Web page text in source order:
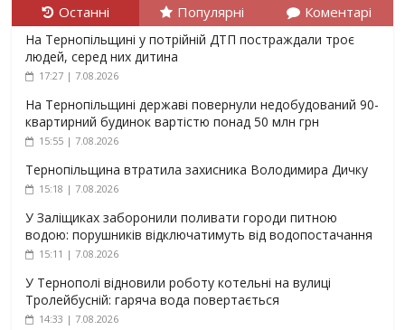
Останні Популярні Коментарі
На Тернопільщині у потрійній ДТП постраждали троє
людей, серед них дитина
17:27 | 7.08.2026
На Тернопільщині державі повернули недобудований 90-
квартирний будинок вартістю понад 50 млн грн
15:55 | 7.08.2026
Тернопільщина втратила захисника Володимира Дичку
15:18 | 7.08.2026
У Заліщиках заборонили поливати городи питною
водою: порушників відключатимуть від водопостачання
15:11 | 7.08.2026
У Тернополі відновили роботу котельні на вулиці
Тролейбусній: гаряча вода повертається
14:33 | 7.08.2026